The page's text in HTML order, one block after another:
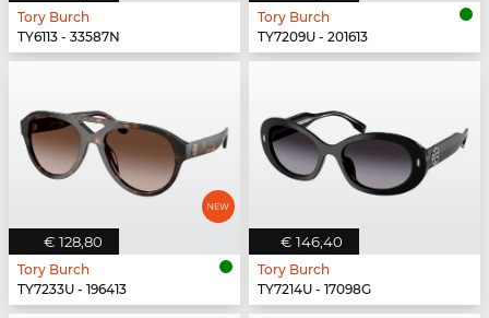
Tory Burch
TY6113 - 33587N
Tory Burch
TY7209U - 201613
€ 128,80
Tory Burch
TY7233U - 196413
€ 146,40
Tory Burch
TY7214U - 17098G